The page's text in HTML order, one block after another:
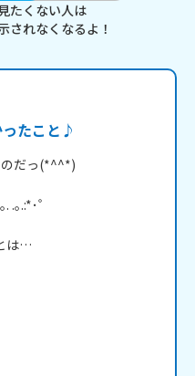
たくない人は
されなくなるよ！
たこと♪
だっ(*^^*)
｡.:*･゜
は…